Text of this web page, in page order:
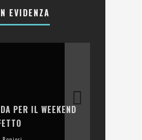
EVIDENZA
PER IL WEEKEND